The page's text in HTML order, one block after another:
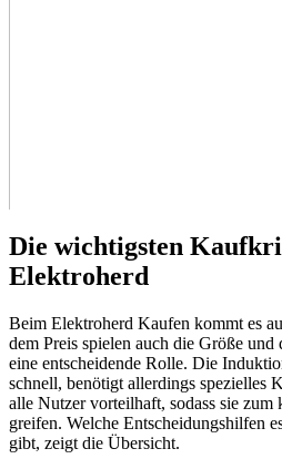
Die wichtigsten
Elektroherd
Beim Elektroherd Kaufen kommt es
dem Preis spielen auch die Größe und
eine entscheidende Rolle. Die
schnell, benötigt allerdings spezielles
alle Nutzer vorteilhaft, sodass sie zum
greifen. Welche Entscheidungshilfen
gibt, zeigt die Übersicht.